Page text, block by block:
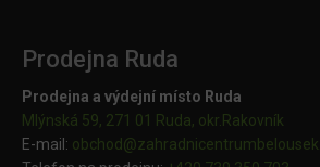
Prodejna Ruda
Prodejna a výdejní místo Ruda
Mlýnská 59, 271 01 Ruda, okr.Rakovník
E-mail: obchod@